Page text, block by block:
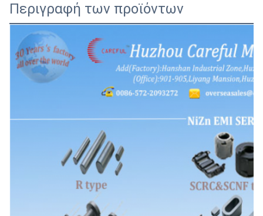
Περιγραφή των προϊόντων